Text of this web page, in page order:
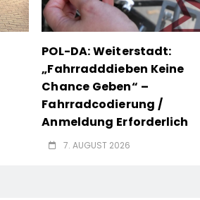
POL-DA: Weiterstadt:
„Fahrradddieben Keine
Chance Geben“ –
Fahrradcodierung /
Anmeldung Erforderlich
7. AUGUST 2026